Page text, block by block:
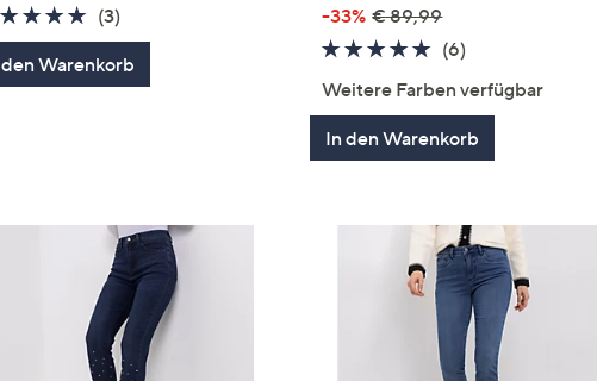
5.0
von
5
(3)3
Bewertungen
Warenkorb
-33% € 89,99
4.8
5
(6)
Weitere Farben verfügbar
In den Warenkorb